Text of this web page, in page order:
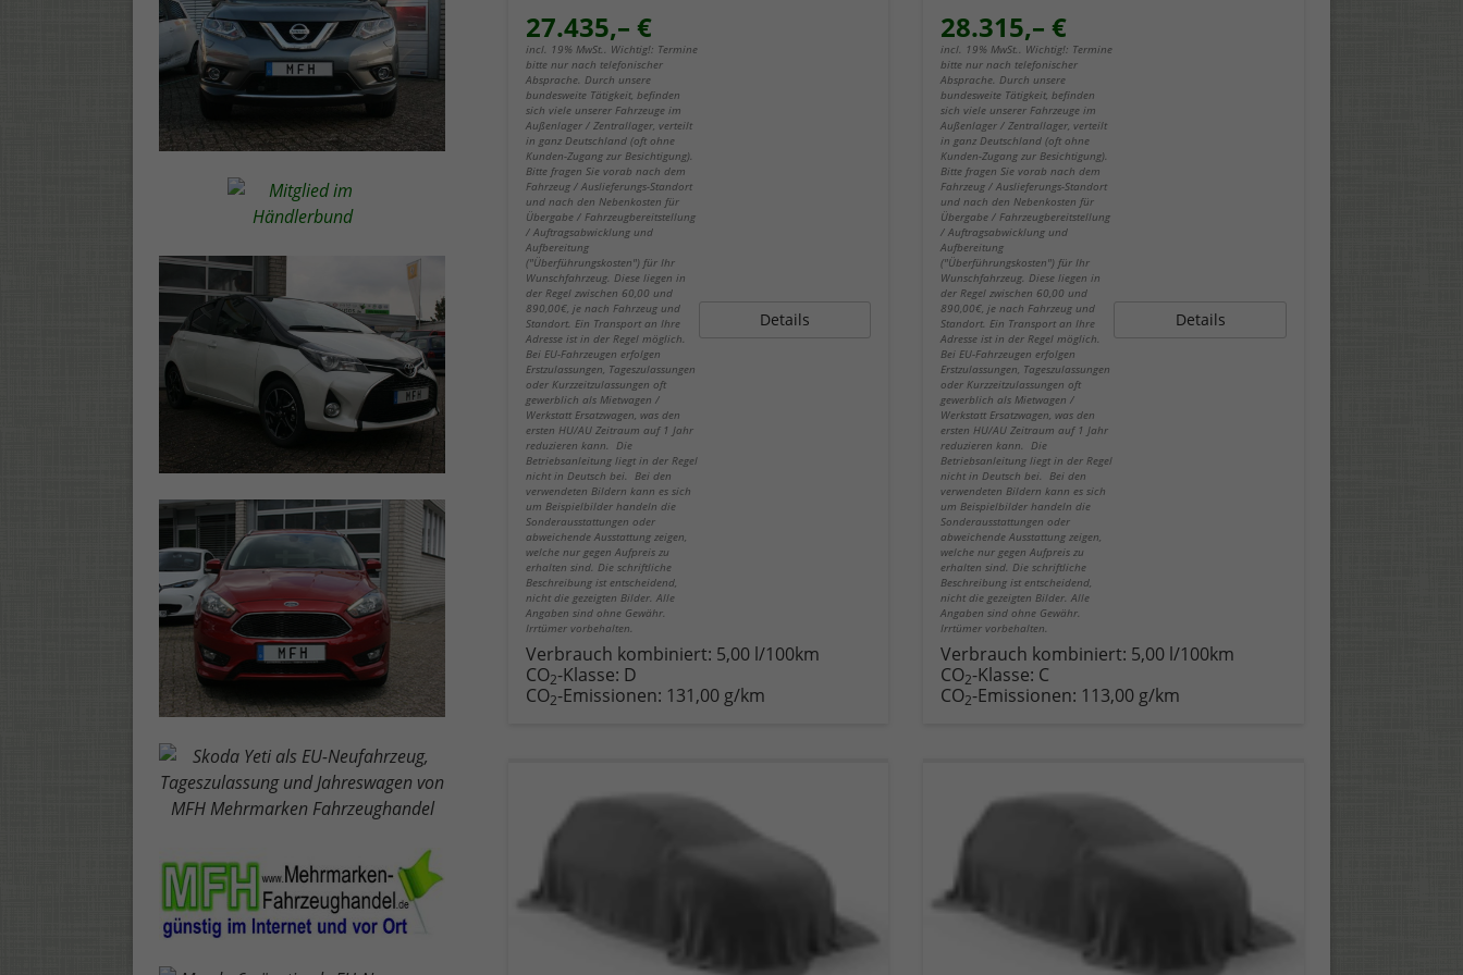
27.435,– €
incl. 19% MwSt.. Wichtig!: Termine
bitte nur nach telefonischer
Absprache. Durch unsere
bundesweite Tätigkeit, befinden
sich viele unserer Fahrzeuge im
Außenlager / Zentrallager, verteilt
in ganz Deutschland (oft ohne
Kunden-Zugang zur Besichtigung).
Bitte fragen Sie vorab nach dem
Fahrzeug / Auslieferungs-Standort
und nach den Nebenkosten für
Übergabe / Fahrzeugbereitstellung
/ Auftragsabwicklung und
Aufbereitung
("Überführungskosten") für Ihr
Wunschfahrzeug. Diese liegen in
der Regel zwischen 60,00 und
890,00€, je nach Fahrzeug und
Standort. Ein Transport an Ihre
Adresse ist in der Regel möglich.
Bei EU-Fahrzeugen erfolgen
Erstzulassungen, Tageszulassungen
oder Kurzzeitzulassungen oft
gewerblich als Mietwagen /
Werkstatt Ersatzwagen, was den
ersten HU/AU Zeitraum auf 1 Jahr
reduzieren kann. Die
Betriebsanleitung liegt in der Regel
nicht in Deutsch bei. Bei den
verwendeten Bildern kann es sich
um Beispielbilder handeln die
Sonderausstattungen oder
abweichende Ausstattung zeigen,
welche nur gegen Aufpreis zu
erhalten sind. Die schriftliche
Beschreibung ist entscheidend,
nicht die gezeigten Bilder. Alle
Angaben sind ohne Gewähr.
Irrtümer vorbehalten.
Details
Verbrauch kombiniert: 5,00 l/100km
CO2-Klasse: D
CO2-Emissionen: 131,00 g/km
28.315,– €
incl. 19% MwSt.. Wichtig!: Termine
bitte nur nach telefonischer
Absprache. Durch unsere
bundesweite Tätigkeit, befinden
sich viele unserer Fahrzeuge im
Außenlager / Zentrallager, verteilt
in ganz Deutschland (oft ohne
Kunden-Zugang zur Besichtigung).
Bitte fragen Sie vorab nach dem
Fahrzeug / Auslieferungs-Standort
und nach den Nebenkosten für
Übergabe / Fahrzeugbereitstellung
/ Auftragsabwicklung und
Aufbereitung
("Überführungskosten") für Ihr
Wunschfahrzeug. Diese liegen in
der Regel zwischen 60,00 und
890,00€, je nach Fahrzeug und
Standort. Ein Transport an Ihre
Adresse ist in der Regel möglich.
Bei EU-Fahrzeugen erfolgen
Erstzulassungen, Tageszulassungen
oder Kurzzeitzulassungen oft
gewerblich als Mietwagen /
Werkstatt Ersatzwagen, was den
ersten HU/AU Zeitraum auf 1 Jahr
reduzieren kann. Die
Betriebsanleitung liegt in der Regel
nicht in Deutsch bei. Bei den
verwendeten Bildern kann es sich
um Beispielbilder handeln die
Sonderausstattungen oder
abweichende Ausstattung zeigen,
welche nur gegen Aufpreis zu
erhalten sind. Die schriftliche
Beschreibung ist entscheidend,
nicht die gezeigten Bilder. Alle
Angaben sind ohne Gewähr.
Irrtümer vorbehalten.
Details
Verbrauch kombiniert: 5,00 l/100km
CO2-Klasse: C
CO2-Emissionen: 113,00 g/km